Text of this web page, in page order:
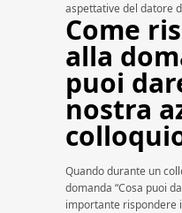
aspettative del datore
Come
alla
puoi
nostra
Quando durante un
domanda “Cosa puoi
importante rispondere